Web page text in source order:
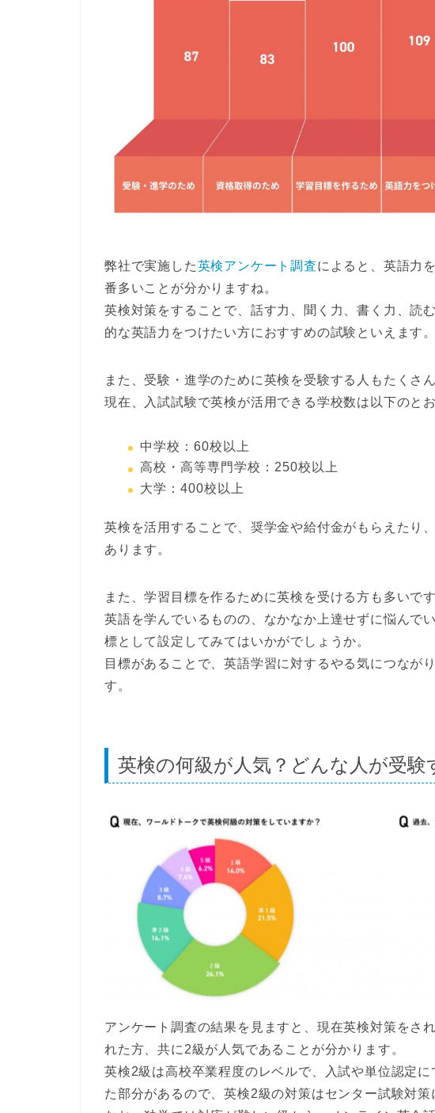
弊社で実施した英検アンケート調査によると、 英語力
番多いことが分かりますね。
英検対策をすることで、話す力、聞く力、書く力、読
的な英語力をつけたい方におすすめの試験といえます。
また、 受験・進学のために英検を受験する人もたくさ
現在、入試試験で英検が活用できる学校数は以下のとお
中学校：60校以上
高校・高等専門学校：250校以上
大学：400校以上
英検を活用することで、 奨学金や給付金がもらえたり
あります 。
また、学習目標を作るために英検を受ける方も多いです
英語を学んでいるものの、なかなか上達せずに悩んで
標として設定してみてはいかがでしょうか。
目標があることで、英語学習に対するやる気につなが
す。
英検の何級が人気？どんな人が受験
アンケート調査の結果を見ますと、現在英検対策をさ
れた方、共に 2級が人気であることが分かります。
英検2級は高校卒業程度のレベルで、入試や単位認定
た部分があるので、英検2級の対策はセンター試験対策